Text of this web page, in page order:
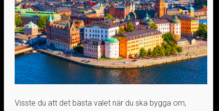
Visste du att det bästa valet när du ska bygga om,